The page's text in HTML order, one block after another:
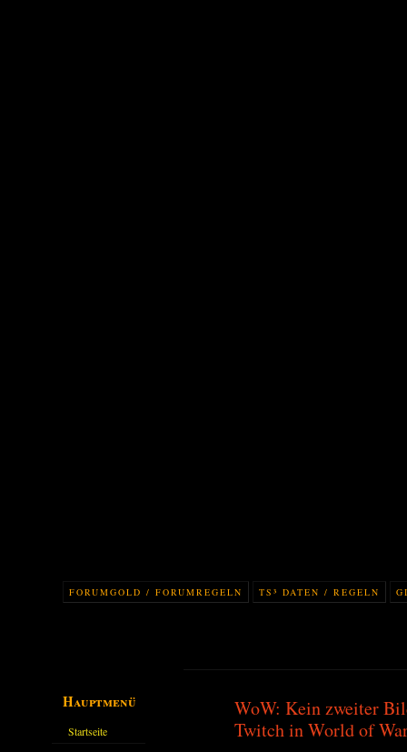
FORUMGOLD / FORUMREGELN TS³ DATEN / REGELN
Hauptmenü
Startseite
WoW: Kein zweiter
Twitch in World of